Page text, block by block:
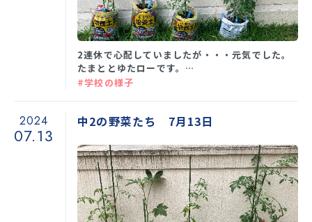
2連休で心配していましたが・・・元気でした。
たまととゆたローです。…
#学校の様子
2024
07.13
中2の野菜たち 7月13日